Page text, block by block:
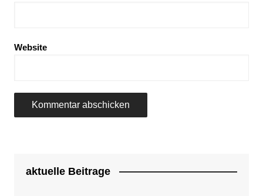
Website
aktuelle Beitrage